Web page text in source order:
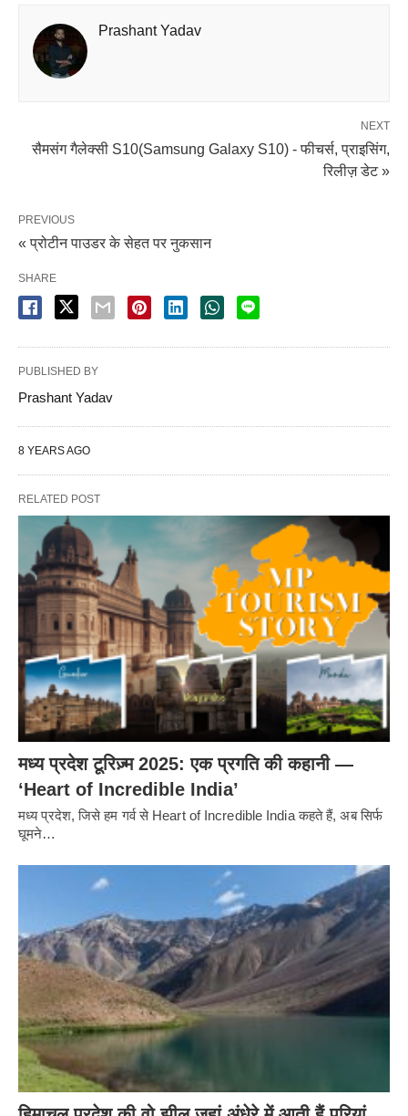
Prashant Yadav
NEXT
सैमसंग गैलेक्सी S10(Samsung Galaxy S10) - फीचर्स, प्राइसिंग,
रिलीज़ डेट »
PREVIOUS
« प्रोटीन पाउडर के सेहत पर नुकसान
SHARE
PUBLISHED BY
Prashant Yadav
8 YEARS AGO
RELATED POST
मध्य प्रदेश टूरिज़्म 2025: एक प्रगति की कहानी —
‘Heart of Incredible India’
मध्य प्रदेश, जिसे हम गर्व से Heart of Incredible India कहते हैं, अब सिर्फ
घूमने…